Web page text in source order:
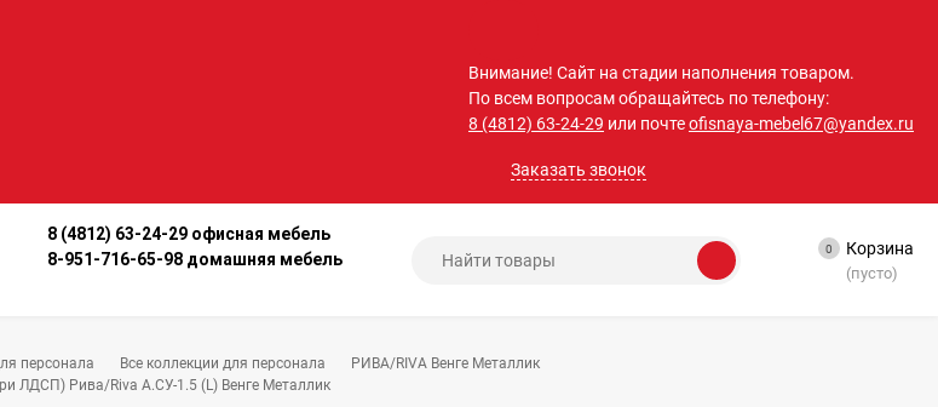
Внимание! Сайт на стадии наполнения товаром.
По всем вопросам обращайтесь по телефону:
8 (4812) 63-24-29 или почтеofisnaya-mebel67@yandex.ru
Заказать звонок
8 (4812) 63-24-29 офисная мебель
8-951-716-65-98 домашняя мебель
0 Корзина
(пусто)
персонала Все коллекции для персонала
РИВА/RIVA Венге Металлик
ЛДСП) Рива/Riva А.СУ-1.5 (L) Венге Металлик